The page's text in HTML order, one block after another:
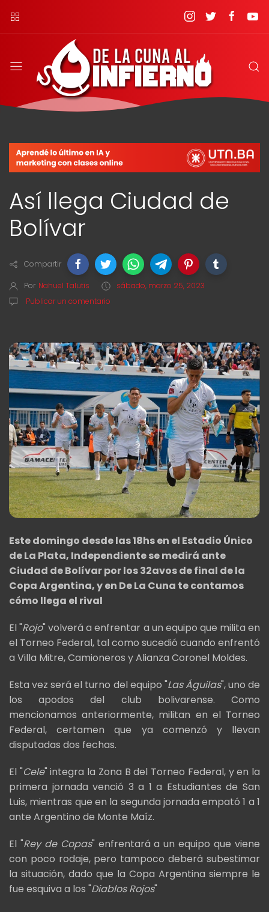
Así llega Ciudad de
Bolívar
Compartir
Por Nahuel Talutis
sábado, marzo 25, 2023
Publicar un comentario
Este domingo desde las 18hs en el Estadio Único
de La Plata, Independiente se medirá ante
Ciudad de Bolívar por los 32avos de final de la
Copa Argentina, y en De La Cuna te contamos
cómo llega el rival
El "Rojo" volverá a enfrentar a un equipo que milita en
el Torneo Federal, tal como sucedió cuando enfrentó
a Villa Mitre, Camioneros y Alianza Coronel Moldes.
Esta vez será el turno del equipo "Las Águilas", uno de
los apodos del club bolivarense. Como
mencionamos anteriormente, militan en el Torneo
Federal, certamen que ya comenzó y llevan
disputadas dos fechas.
El "Cele" integra la Zona B del Torneo Federal, y en la
primera jornada venció 3 a 1 a Estudiantes de San
Luis, mientras que en la segunda jornada empató 1 a 1
ante Argentino de Monte Maíz.
El "Rey de Copas" enfrentará a un equipo que viene
con poco rodaje, pero tampoco deberá subestimar
la situación, dado que la Copa Argentina siempre le
fue esquiva a los "Diablos Rojos"